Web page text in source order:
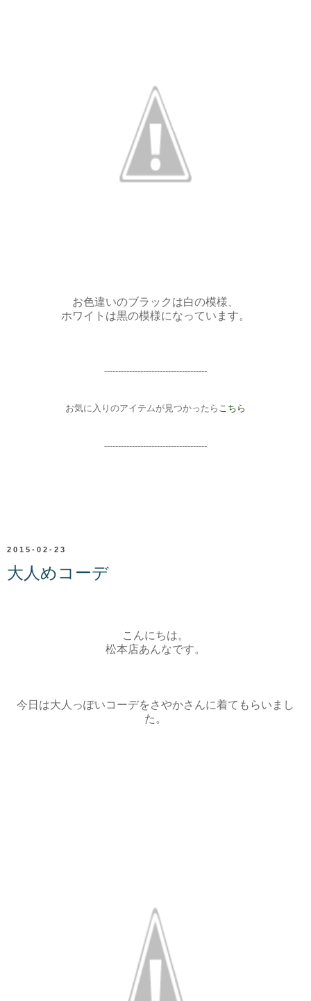
お色違いのブラックは白の模様、
ホワイトは黒の模様になっています。
-------------------------------------
お気に入りのアイテムが見つかったら こちら
-------------------------------------
2015-02-23
大人めコーデ
こんにちは。
松本店あんなです。
今日は大人っぽいコーデをさやかさんに着てもらいまし
た。